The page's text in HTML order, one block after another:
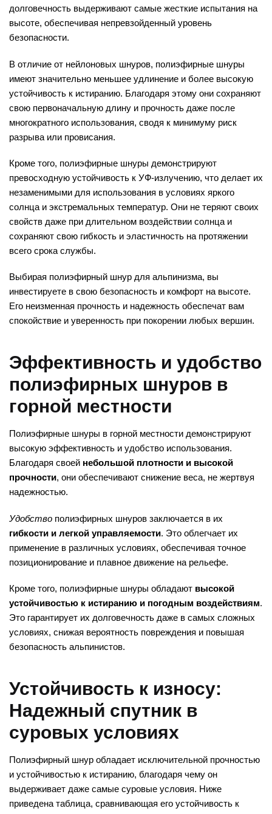
долговечность выдерживают самые жесткие испытания на
высоте, обеспечивая непревзойденный уровень
безопасности.
В отличие от нейлоновых шнуров, полиэфирные шнуры
имеют значительно меньшее удлинение и более высокую
устойчивость к истиранию. Благодаря этому они сохраняют
свою первоначальную длину и прочность даже после
многократного использования, сводя к минимуму риск
разрыва или провисания.
Кроме того, полиэфирные шнуры демонстрируют
превосходную устойчивость к УФ-излучению, что делает их
незаменимыми для использования в условиях яркого
солнца и экстремальных температур. Они не теряют своих
свойств даже при длительном воздействии солнца и
сохраняют свою гибкость и эластичность на протяжении
всего срока службы.
Выбирая полиэфирный шнур для альпинизма, вы
инвестируете в свою безопасность и комфорт на высоте.
Его неизменная прочность и надежность обеспечат вам
спокойствие и уверенность при покорении любых вершин.
Эффективность и удобство
полиэфирных шнуров в
горной местности
Полиэфирные шнуры в горной местности демонстрируют
высокую эффективность и удобство использования.
Благодаря своей небольшой плотности и высокой
прочности, они обеспечивают снижение веса, не жертвуя
надежностью.
Удобство полиэфирных шнуров заключается в их
гибкости и легкой управляемости. Это облегчает их
применение в различных условиях, обеспечивая точное
позиционирование и плавное движение на рельефе.
Кроме того, полиэфирные шнуры обладают высокой
устойчивостью к истиранию и погодным воздействиям.
Это гарантирует их долговечность даже в самых сложных
условиях, снижая вероятность повреждения и повышая
безопасность альпинистов.
Устойчивость к износу:
Надежный спутник в
суровых условиях
Полиэфирный шнур обладает исключительной прочностью
и устойчивостью к истиранию, благодаря чему он
выдерживает даже самые суровые условия. Ниже
приведена таблица, сравнивающая его устойчивость к